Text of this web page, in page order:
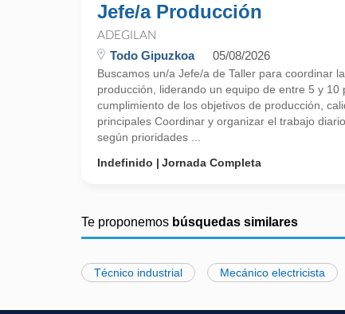
Jefe/a Producción
ADEGILAN
Todo Gipuzkoa 05/08/2026
Buscamos un/a Jefe/a de Taller para coordinar
producción, liderando un equipo de entre 5 y 10
cumplimiento de los objetivos de producción,
principales Coordinar y organizar el trabajo
según prioridades ...
Indefinido
Jornada Completa
Te proponemos búsquedas similares
Técnico industrial Mecánico electricista